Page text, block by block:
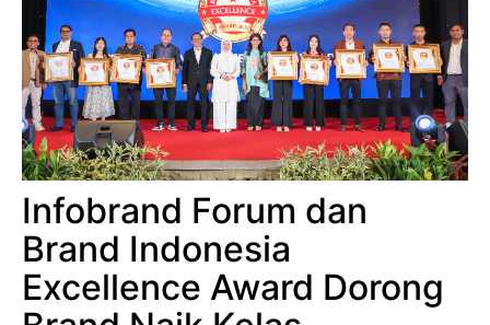
Infobrand Forum dan
Brand Indonesia
Excellence Award Dorong